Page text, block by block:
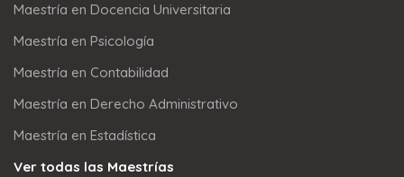
Maestría en Docencia Universitaria
Maestría en Psicología
Maestría en Contabilidad
Maestría en Derecho Administrativo
Maestría en Estadística
Ver todas las Maestrías